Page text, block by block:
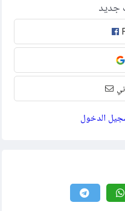
جديد
الدخول